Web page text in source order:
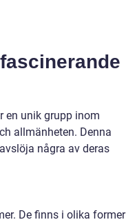
en unik grupp inom
allmänheten. Denna
några av deras
De finns i olika former